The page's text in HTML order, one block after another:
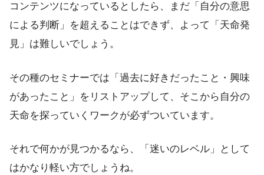
コンテンツになっているとしたら、まだ「自分の意思
による判断」を超えることはできず、よって「天命発
見」は難しいでしょう。
その種のセミナーでは「過去に好きだったこと・興味
があったこと」をリストアップして、そこから自分の
天命を探っていくワークが必ずついています。
それで何かが見つかるなら、「迷いのレベル」として
はかなり軽い方でしょうね。